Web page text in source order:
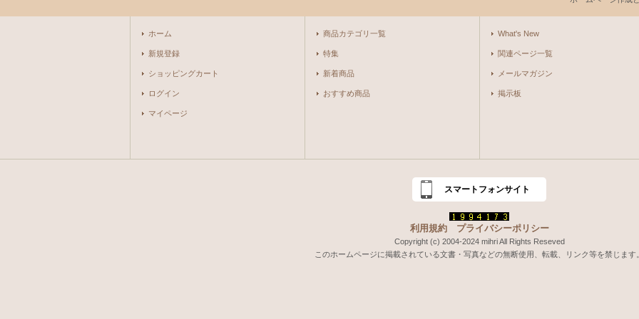
ホーム
新規登録
ショッピングカート
ログイン
マイページ
商品カテゴリ一覧
特集
新着商品
おすすめ商品
What's New
関連ページ一覧
メールマガジン
掲示板
スマートフォンサイト
利用規約 プライバシーポリシー
Copyright (c) 2004-2024 mihri All Rights Reseved
このホームページに掲載されている文書・写真などの無断使用、転載、リンク等を禁じます